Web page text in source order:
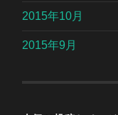
2015年10月
2015年9月